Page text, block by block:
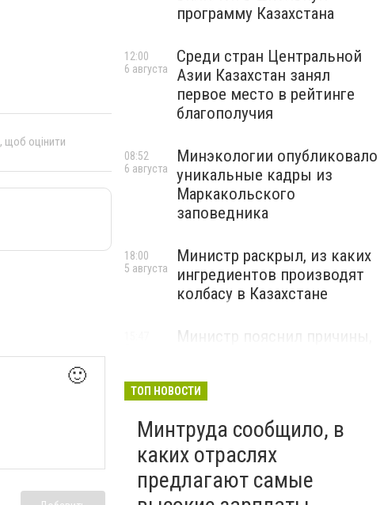
, щоб оцінити
🙂
программу Казахстана
Среди стран Центральной
Азии Казахстан занял
первое место в рейтинге
благополучия
12:00
6 августа
Минэкологии опубликовало
уникальные кадры из
Маркакольского
заповедника
08:52
6 августа
Министр раскрыл, из каких
ингредиентов производят
колбасу в Казахстане
18:00
5 августа
Министр пояснил причины,
импортных
ТОП НОВОСТИ
Минтруда сообщило, в
каких отраслях
предлагают самые